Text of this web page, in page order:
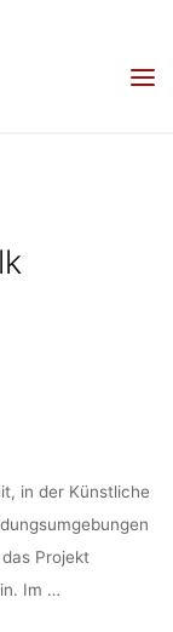
in der Künstliche
Projekt
Im …